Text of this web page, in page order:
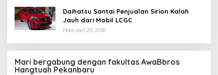
Daihatsu Santai Penjualan Sirion Kalah
Jauh dari Mobil LCGC
Februari 20, 2018
Mari bergabung dengan fakultas AwaBbros
Hangtuah Pekanbaru